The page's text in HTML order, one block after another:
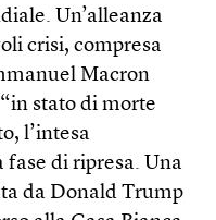
Un’alleanza
crisi, compresa
Macron
stato di morte
l’intesa
di ripresa. Una
da Donald Trump